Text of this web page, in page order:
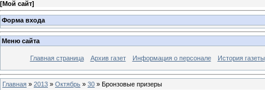
[Мой сайт]
Форма входа
Меню сайта
Главная страница Архив газет Информация о персонале История газеты
Главная » 2013 » Октябрь » 30 » Бронзовые призеры